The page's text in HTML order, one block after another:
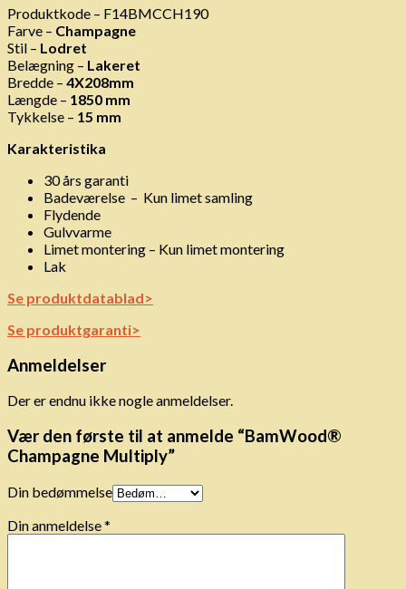
Produktkode – F14BMCCH190
Farve – Champagne
Stil – Lodret
Belægning – Lakeret
Bredde – 4X208mm
Længde – 1850 mm
Tykkelse – 15 mm
Karakteristika
30 års garanti
Badeværelse – Kun limet samling
Flydende
Gulvvarme
Limet montering – Kun limet montering
Lak
Se produktdatablad>
Se produktgaranti>
Anmeldelser
Der er endnu ikke nogle anmeldelser.
Vær den første til at anmelde “BamWood®
Champagne Multiply”
Din bedømmelse
Din anmeldelse*